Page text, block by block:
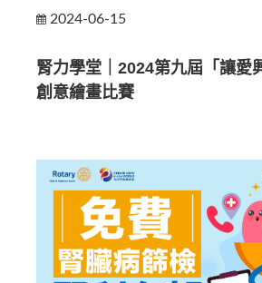
2024-06-15
腎力學堂｜2024第九屆「讓愛
創意繪畫比賽